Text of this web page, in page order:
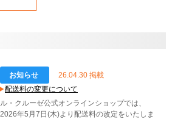
お知らせ
26.04.30 掲載
配送料の変更について
ル・クルーゼ公式オンラインショップでは、
2026年5月7日(木)より配送料の改定をいたしま